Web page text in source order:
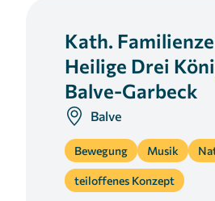
Kath.
Heilige Drei
Balve-Garbeck
Balve
Bewegung Musik
teiloffenes Konzept